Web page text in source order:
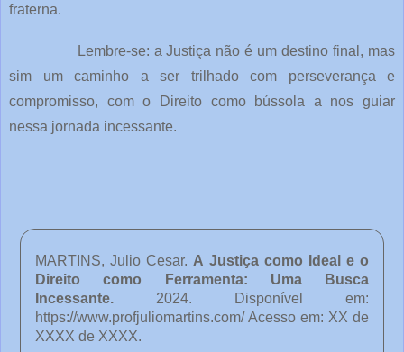
fraterna.
Lembre-se: a Justiça não é um destino final, mas
sim um caminho a ser trilhado com perseverança e
compromisso, com o Direito como bússola a nos guiar
nessa jornada incessante.
MARTINS, Julio Cesar. A Justiça como Ideal e o
Direito como Ferramenta: Uma Busca
Incessante. 2024. Disponível em:
https://www.profjuliomartins.com/ Acesso em: XX de
XXXX de XXXX.